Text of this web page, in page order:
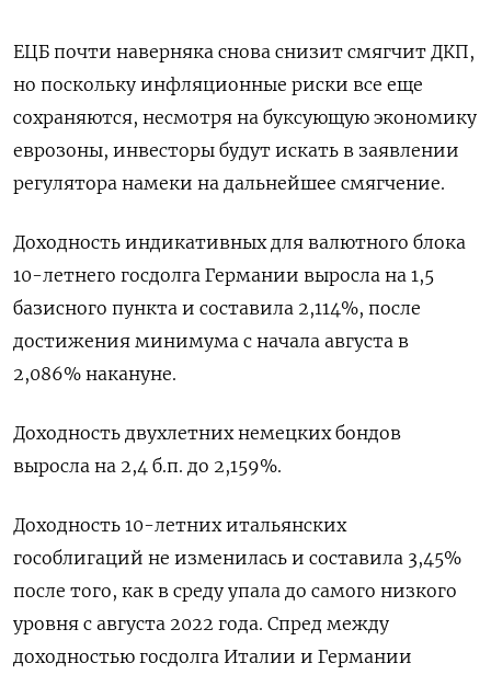
ЕЦБ почти наверняка снова снизит смягчит ДКП,
но поскольку инфляционные риски все еще
сохраняются, несмотря на буксующую экономику
еврозоны, инвесторы будут искать в заявлении
регулятора намеки на дальнейшее смягчение.
Доходность индикативных для валютного блока
10-летнего госдолга Германии выросла на 1,5
базисного пункта и составила 2,114%, после
достижения минимума с начала августа в
2,086% накануне.
Доходность двухлетних немецких бондов
выросла на 2,4 б.п. до 2,159%.
Доходность 10-летних итальянских
гособлигаций не изменилась и составила 3,45%
после того, как в среду упала до самого низкого
уровня с августа 2022 года. Спред между
доходностью госдолга Италии и Германии